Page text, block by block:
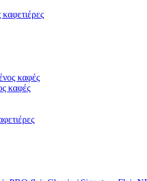
καφές